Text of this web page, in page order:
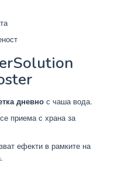
дневно с чаша вода.
приема с храна за
ефекти в рамките на